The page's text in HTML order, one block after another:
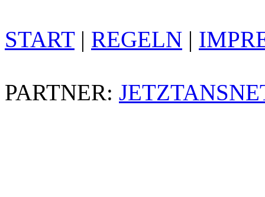
START| REGELN |
PARTNER: